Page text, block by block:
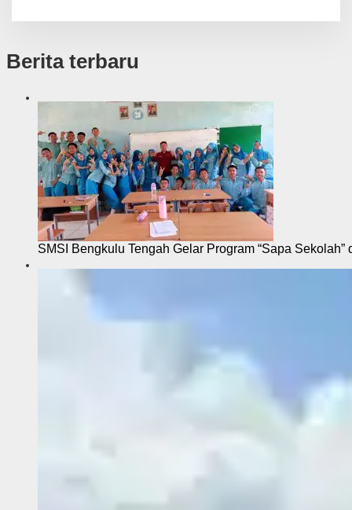
Berita terbaru
SMSI Bengkulu Tengah Gelar Program “Sapa